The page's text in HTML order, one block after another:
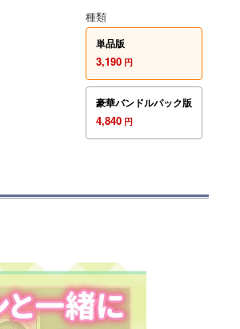
種類
単品版
3,190 円
豪華バンドルパック版
4,840 円